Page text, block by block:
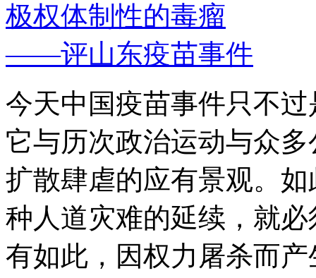
极权体制性的毒瘤
——评山东疫苗事件
今天中国疫苗事件只不
它与历次政治运动与众
扩散肆虐的应有景观。
种人道灾难的延续，就
有如此，因权力屠杀而